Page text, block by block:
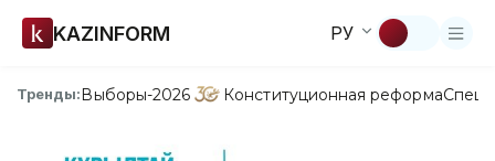
KAZINFORM РУ
Тренды:Выборы-2026 Конституционная реформа